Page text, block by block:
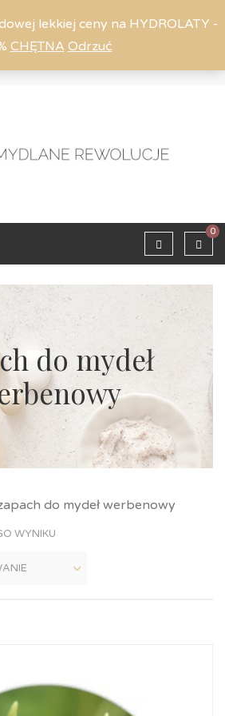
lekkiej ceny na HYDROLATY -
CHĘTNA Odrzuć
0
do mydeł
do mydeł werbenowy
WYNIKU